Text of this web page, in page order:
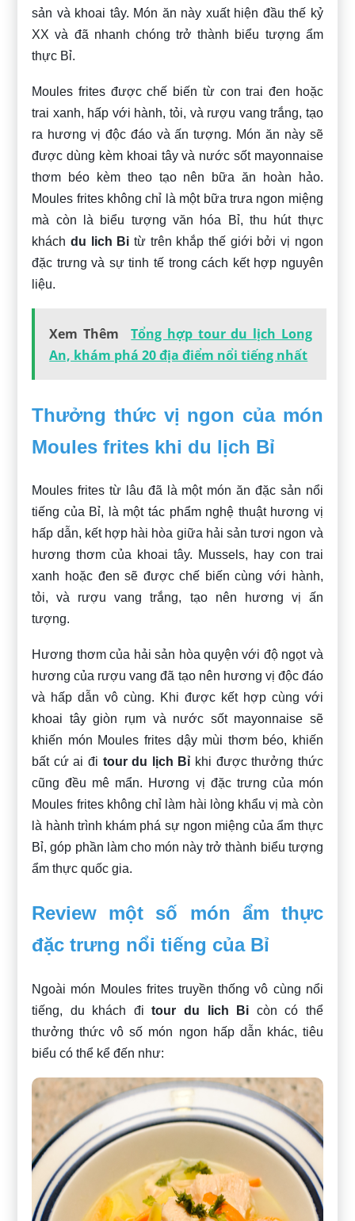
sản và khoai tây. Món ăn này xuất hiện đầu thế kỷ
XX và đã nhanh chóng trở thành biểu tượng ẩm
thực Bỉ.
Moules frites được chế biến từ con trai đen hoặc
trai xanh, hấp với hành, tỏi, và rượu vang trắng, tạo
ra hương vị độc đáo và ấn tượng. Món ăn này sẽ
được dùng kèm khoai tây và nước sốt mayonnaise
thơm béo kèm theo tạo nên bữa ăn hoàn hảo.
Moules frites không chỉ là một bữa trưa ngon miệng
mà còn là biểu tượng văn hóa Bỉ, thu hút thực
khách du lich Bi từ trên khắp thế giới bởi vị ngon
đặc trưng và sự tinh tế trong cách kết hợp nguyên
liệu.
Xem Thêm
Tổng hợp tour du lịch Long
An, khám phá 20 địa điểm nổi tiếng nhất
Thưởng thức vị ngon của món
Moules frites khi du lịch Bỉ
Moules frites từ lâu đã là một món ăn đặc sản nổi
tiếng của Bỉ, là một tác phẩm nghệ thuật hương vị
hấp dẫn, kết hợp hài hòa giữa hải sản tươi ngon và
hương thơm của khoai tây. Mussels, hay con trai
xanh hoặc đen sẽ được chế biến cùng với hành,
tỏi, và rượu vang trắng, tạo nên hương vị ấn
tượng.
Hương thơm của hải sản hòa quyện với độ ngọt và
hương của rượu vang đã tạo nên hương vị độc đáo
và hấp dẫn vô cùng. Khi được kết hợp cùng với
khoai tây giòn rụm và nước sốt mayonnaise sẽ
khiến món Moules frites dậy mùi thơm béo, khiến
bất cứ ai đi tour du lịch Bỉ khi được thưởng thức
cũng đều mê mẩn. Hương vị đặc trưng của món
Moules frites không chỉ làm hài lòng khẩu vị mà còn
là hành trình khám phá sự ngon miệng của ẩm thực
Bỉ, góp phần làm cho món này trở thành biểu tượng
ẩm thực quốc gia.
Review một số món ẩm thực
đặc trưng nổi tiếng của Bỉ
Ngoài món Moules frites truyền thống vô cùng nổi
tiếng, du khách đitour du lich Bi còn có thể
thưởng thức vô số món ngon hấp dẫn khác, tiêu
biểu có thể kể đến như: